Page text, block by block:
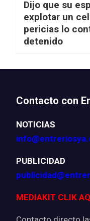
Dijo que su
explotar un
pericias lo
detenido
Contacto con
NOTICIAS
PUBLICIDAD
MEDIAKIT CLIK